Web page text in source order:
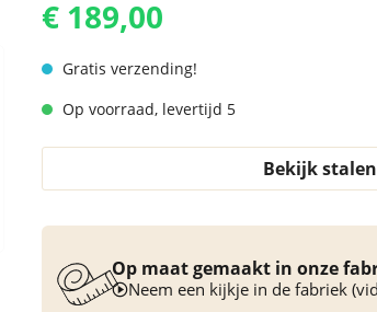
Vloerkleed turquoise
€ 189,00
Gratis verzending!
Op voorraad, levertijd 5
Bekijk
Op maat gemaakt in onze
Neem een kijkje in de fabriek
Xilento Pebble
KIdney 170x230
Vloerkleed
Kidney 170x230